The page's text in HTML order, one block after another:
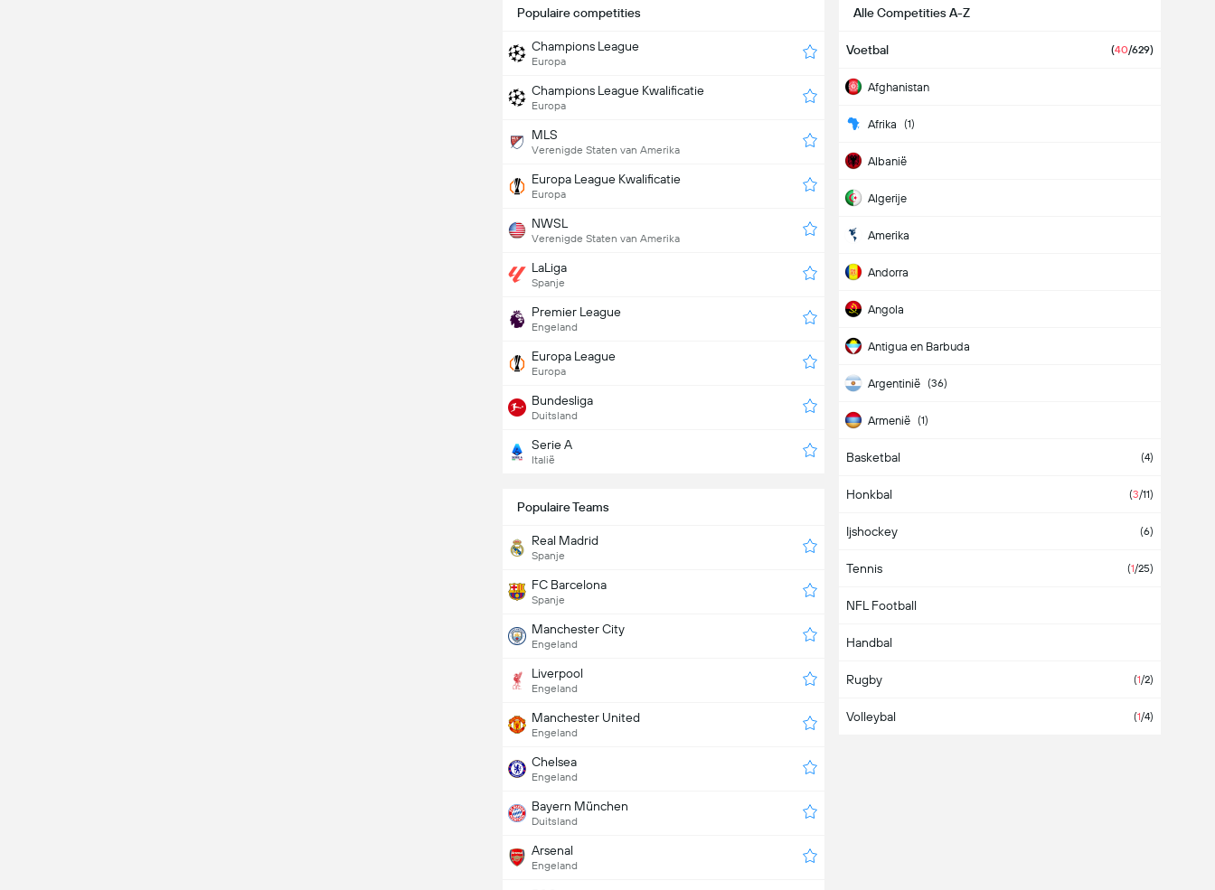
Populaire competities
Champions League
Europa
Champions League Kwalificatie
Europa
MLS
Verenigde Staten van Amerika
Europa League Kwalificatie
Europa
NWSL
Verenigde Staten van Amerika
LaLiga
Spanje
Premier League
Engeland
Europa League
Europa
Bundesliga
Duitsland
Serie A
Italië
Alle Competities A-Z
Voetbal (40/629)
Afghanistan
Afrika (1)
Albanië
Algerije
Amerika
Andorra
Angola
Antigua en Barbuda
Argentinië (36)
Armenië (1)
Aruba
Australië
Azerbeidzjan
Azië
Bahamas
Bahrein
Bangladesh
Barbados
Basketbal (4)
Honkbal (3/11)
Ijshockey (6)
Tennis (1/25)
NFL Football
Handbal
Rugby (1/2)
Volleybal (1/4)
Populaire Teams
Real Madrid
Spanje
FC Barcelona
Spanje
Manchester City
Engeland
Liverpool
Engeland
Manchester United
Engeland
Chelsea
Engeland
Bayern München
Duitsland
Arsenal
Engeland